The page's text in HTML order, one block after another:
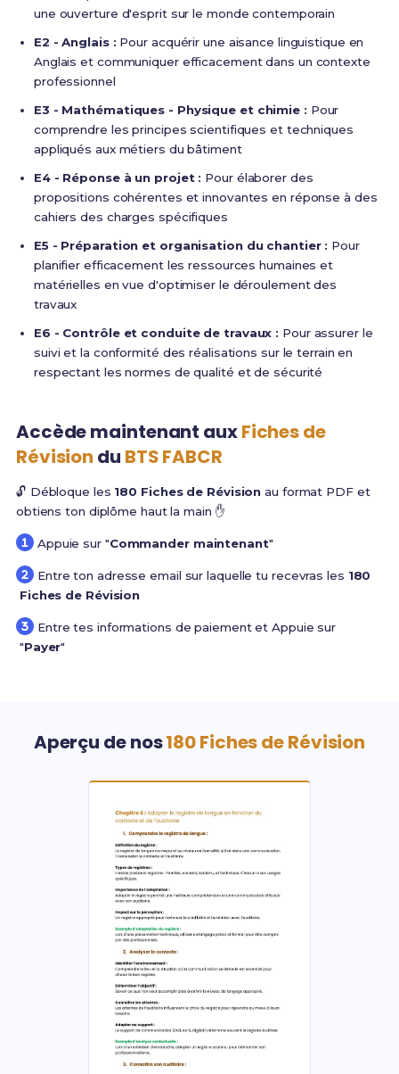
une ouverture d'esprit sur le monde contemporain
E2 - Anglais : Pour acquérir une aisance linguistique en
Anglais et communiquer efficacement dans un contexte
professionnel
E3 - Mathématiques - Physique et chimie : Pour
comprendre les principes scientifiques et techniques
appliqués aux métiers du bâtiment
E4 - Réponse à un projet : Pour élaborer des
propositions cohérentes et innovantes en réponse à des
cahiers des charges spécifiques
E5 - Préparation et organisation du chantier : Pour
planifier efficacement les ressources humaines et
matérielles en vue d'optimiser le déroulement des
travaux
E6 - Contrôle et conduite de travaux : Pour assurer le
suivi et la conformité des réalisations sur le terrain en
respectant les normes de qualité et de sécurité
Accède maintenant auxFiches de
Révision du BTS FABCR
🔓 Débloque les 180 Fiches de Révision au format PDF et
obtiens ton diplôme haut la main ✋
Appuie sur "Commander maintenant"
Entre ton adresse email sur laquelle tu recevras les 180
Fiches de Révision
Entre tes informations de paiement et Appuie sur
"Payer"
Aperçu de nos180 Fiches de Révision